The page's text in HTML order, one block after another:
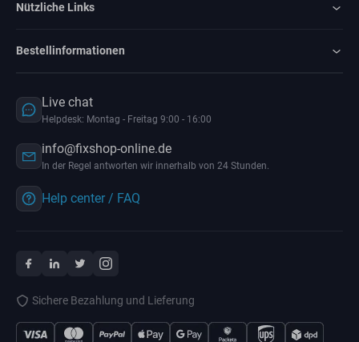
Nützliche Links
Bestellinformationen
Live chat
Helpdesk: Montag - Freitag 9:00 - 16:00
info@fixshop-online.de
In der Regel antworten wir innerhalb von 24 Stunden.
Help center / FAQ
Sichere Bezahlung und Lieferung